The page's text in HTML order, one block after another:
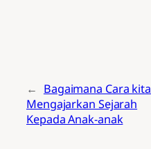
← Bagaimana Cara kita
Mengajarkan Sejarah
Kepada Anak-anak